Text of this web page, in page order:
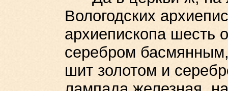
Вологодских
архиепископа шесть
серебром
шит золотом и